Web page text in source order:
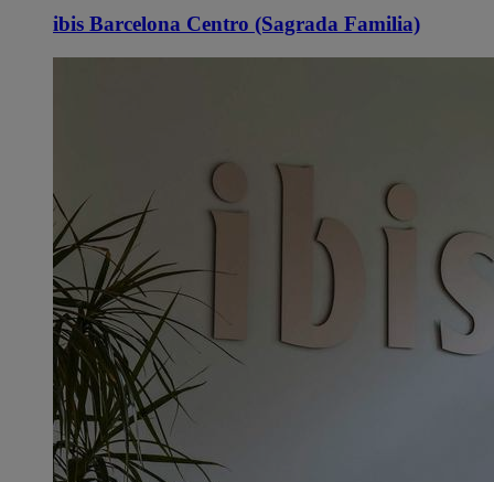
ibis Barcelona Centro (Sagrada Familia)